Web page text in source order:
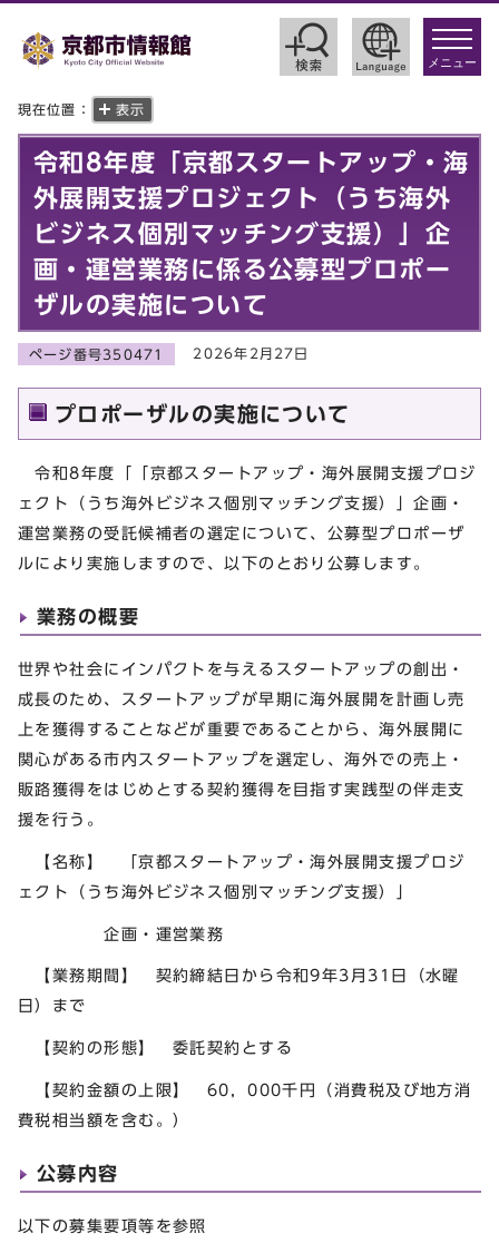
toggle
メニュー
現在位置： 表示
令和8年度「京都スタートアップ・海
外展開支援プロジェクト（うち海外
ビジネス個別マッチング支援）」企
画・運営業務に係る公募型プロポー
ザルの実施について
ページ番号350471 2026年2月27日
プロポーザルの実施について
令和8年度「「京都スタートアップ・海外展開支援プロジ
ェクト（うち海外ビジネス個別マッチング支援）」企画・
運営業務の受託候補者の選定について、公募型プロポーザ
ルにより実施しますので、以下のとおり公募します。
業務の概要
世界や社会にインパクトを与えるスタートアップの創出・
成長のため、スタートアップが早期に海外展開を計画し売
上を獲得することなどが重要であることから、海外展開に
関心がある市内スタートアップを選定し、海外での売上・
販路獲得をはじめとする契約獲得を目指す実践型の伴走支
援を行う。
【名称】 「京都スタートアップ・海外展開支援プロジ
ェクト（うち海外ビジネス個別マッチング支援）」
企画・運営業務
【業務期間】 契約締結日から令和9年3月31日（水曜
日）まで
【契約の形態】 委託契約とする
【契約金額の上限】 60，000千円（消費税及び地方消
費税相当額を含む。）
公募内容
以下の募集要項等を参照